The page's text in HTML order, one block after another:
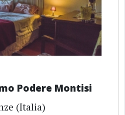
Podere Montisi
(Italia)